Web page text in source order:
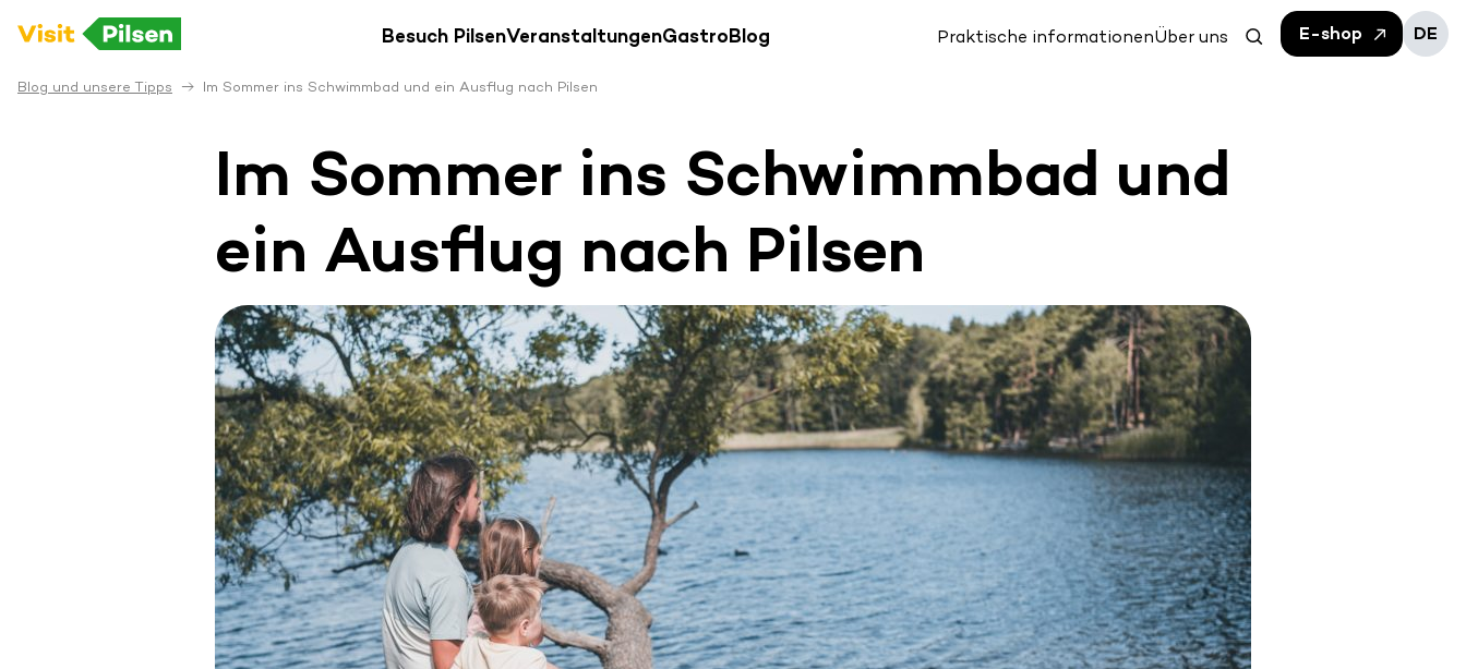
Besuch PilsenVeranstaltungenGastroBlog Praktische informationenÜber uns E-shop DE
Blog und unsere Tipps Im Sommer ins Schwimmbad und ein Ausflug nach Pilsen
Im Sommer ins Schwimmbad und
ein Ausflug nach Pilsen